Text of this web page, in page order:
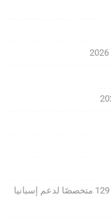
تنفيذاً لتوجيهات سمو الأمير.. قطر ترسل فريقًا من 129 متخصصًا لدعم إسبانيا